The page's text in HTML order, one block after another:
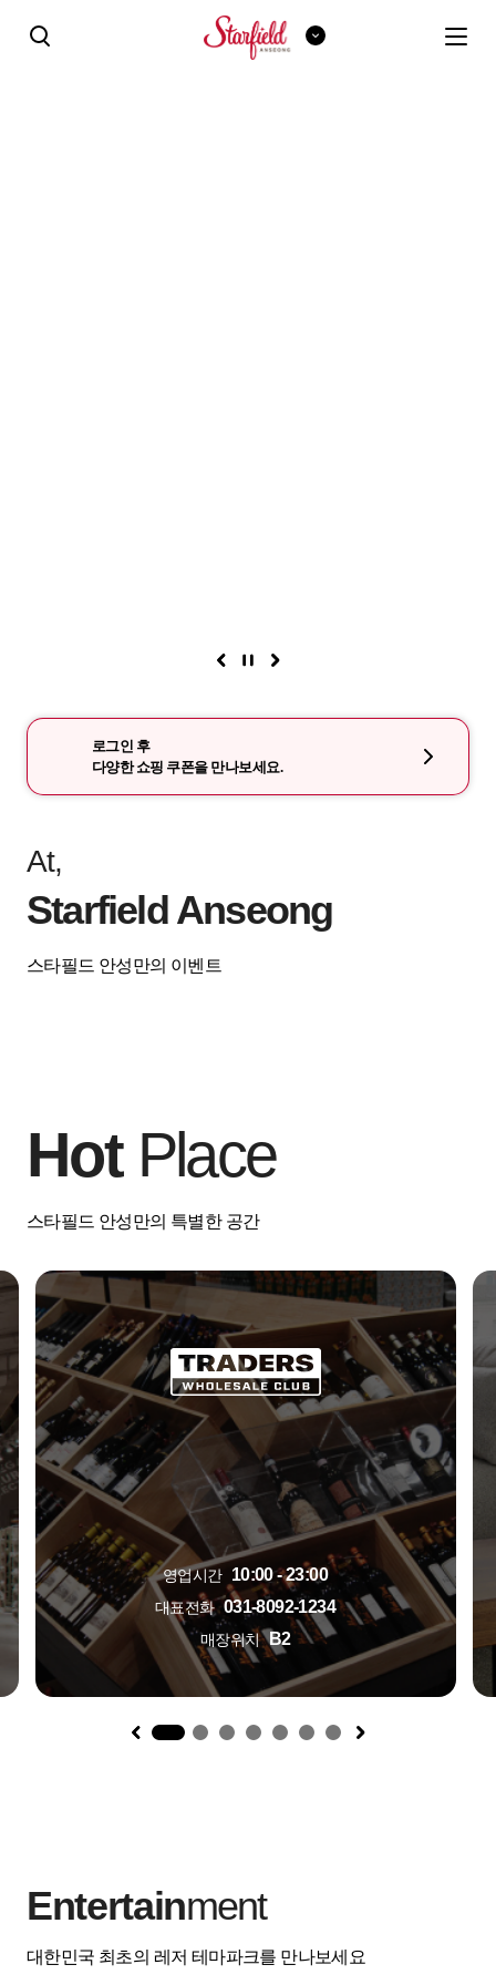
로그인 후
다양한 쇼핑 쿠폰을 만나보세요.
At,
Starfield Anseong
스타필드 안성만의 이벤트
HotPlace
스타필드 안성만의 특별한 공간
영업시간 10:00 - 23:00
대표전화 031-8092-1234
매장위치 B2
1
Entertainment
대한민국 최초의 레저 테마파크를 만나보세요